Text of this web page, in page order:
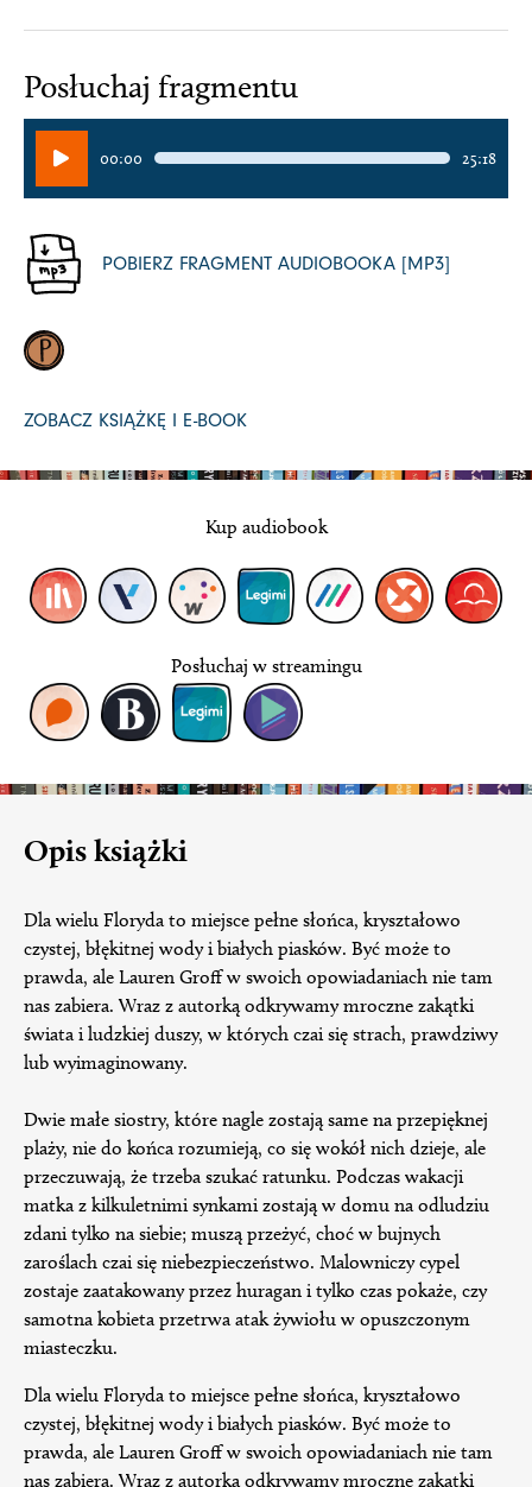
Posłuchaj fragmentu
plików
dźwiękowych
00:00 25:18
POBIERZ FRAGMENT AUDIOBOOKA [MP3]
ZOBACZ KSIĄŻKĘ I E-BOOK
Kup audiobook
Posłuchaj w streamingu
Opis książki
Dla wielu Floryda to miejsce pełne słońca, kryształowo
czystej, błękitnej wody i białych piasków. Być może to
prawda, ale Lauren Groff w swoich opowiadaniach nie tam
nas zabiera. Wraz z autorką odkrywamy mroczne zakątki
świata i ludzkiej duszy, w których czai się strach, prawdziwy
lub wyimaginowany.
Dwie małe siostry, które nagle zostają same na przepięknej
plaży, nie do końca rozumieją, co się wokół nich dzieje, ale
przeczuwają, że trzeba szukać ratunku. Podczas wakacji
matka z kilkuletnimi synkami zostają w domu na odludziu
zdani tylko na siebie; muszą przeżyć, choć w bujnych
zaroślach czai się niebezpieczeństwo. Malowniczy cypel
zostaje zaatakowany przez huragan i tylko czas pokaże, czy
samotna kobieta przetrwa atak żywiołu w opuszczonym
miasteczku.
Dla wielu Floryda to miejsce pełne słońca, kryształowo
czystej, błękitnej wody i białych piasków. Być może to
prawda, ale Lauren Groff w swoich opowiadaniach nie tam
nas zabiera. Wraz z autorką odkrywamy mroczne zakątki